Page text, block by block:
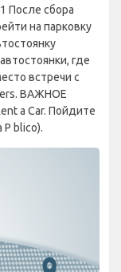
После сбора
на парковку
где
встречи с
ВАЖНОЕ
a Car. Пойдите
blico).